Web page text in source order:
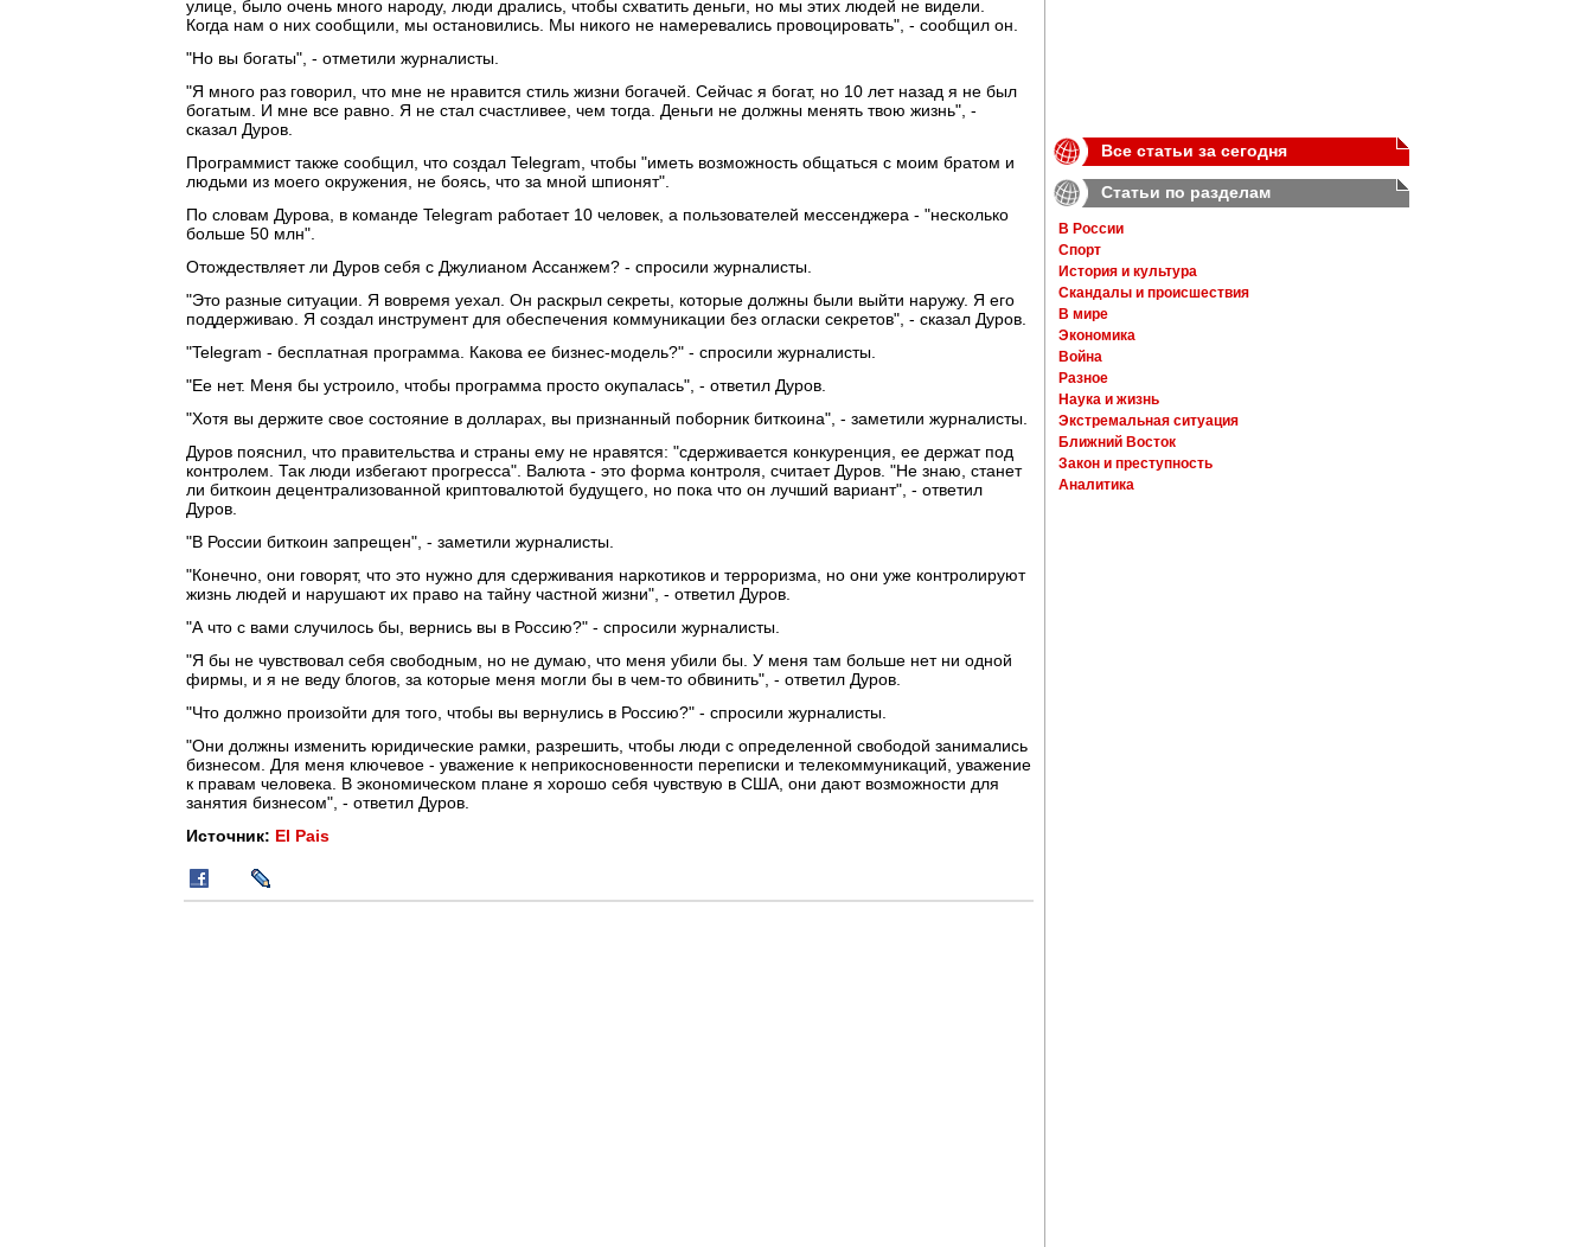
улице, было очень много народу, люди дрались, чтобы схватить деньги, но мы этих людей не видели.
Когда нам о них сообщили, мы остановились. Мы никого не намеревались провоцировать", - сообщил он.
"Но вы богаты", - отметили журналисты.
"Я много раз говорил, что мне не нравится стиль жизни богачей. Сейчас я богат, но 10 лет назад я не был
богатым. И мне все равно. Я не стал счастливее, чем тогда. Деньги не должны менять твою жизнь", -
сказал Дуров.
Программист также сообщил, что создал Telegram, чтобы "иметь возможность общаться с моим братом и
людьми из моего окружения, не боясь, что за мной шпионят".
По словам Дурова, в команде Telegram работает 10 человек, а пользователей мессенджера - "несколько
больше 50 млн".
Отождествляет ли Дуров себя с Джулианом Ассанжем? - спросили журналисты.
"Это разные ситуации. Я вовремя уехал. Он раскрыл секреты, которые должны были выйти наружу. Я его
поддерживаю. Я создал инструмент для обеспечения коммуникации без огласки секретов", - сказал Дуров.
"Telegram - бесплатная программа. Какова ее бизнес-модель?" - спросили журналисты.
"Ее нет. Меня бы устроило, чтобы программа просто окупалась", - ответил Дуров.
"Хотя вы держите свое состояние в долларах, вы признанный поборник биткоина", - заметили журналисты.
Дуров пояснил, что правительства и страны ему не нравятся: "сдерживается конкуренция, ее держат под
контролем. Так люди избегают прогресса". Валюта - это форма контроля, считает Дуров. "Не знаю, станет
ли биткоин децентрализованной криптовалютой будущего, но пока что он лучший вариант", - ответил
Дуров.
"В России биткоин запрещен", - заметили журналисты.
"Конечно, они говорят, что это нужно для сдерживания наркотиков и терроризма, но они уже контролируют
жизнь людей и нарушают их право на тайну частной жизни", - ответил Дуров.
"А что с вами случилось бы, вернись вы в Россию?" - спросили журналисты.
"Я бы не чувствовал себя свободным, но не думаю, что меня убили бы. У меня там больше нет ни одной
фирмы, и я не веду блогов, за которые меня могли бы в чем-то обвинить", - ответил Дуров.
"Что должно произойти для того, чтобы вы вернулись в Россию?" - спросили журналисты.
"Они должны изменить юридические рамки, разрешить, чтобы люди с определенной свободой занимались
бизнесом. Для меня ключевое - уважение к неприкосновенности переписки и телекоммуникаций, уважение
к правам человека. В экономическом плане я хорошо себя чувствую в США, они дают возможности для
занятия бизнесом", - ответил Дуров.
Источник: El Pais
Все статьи за сегодня
Статьи по разделам
В России
Спорт
История и культура
Скандалы и происшествия
В мире
Экономика
Война
Разное
Наука и жизнь
Экстремальная ситуация
Ближний Восток
Закон и преступность
Аналитика